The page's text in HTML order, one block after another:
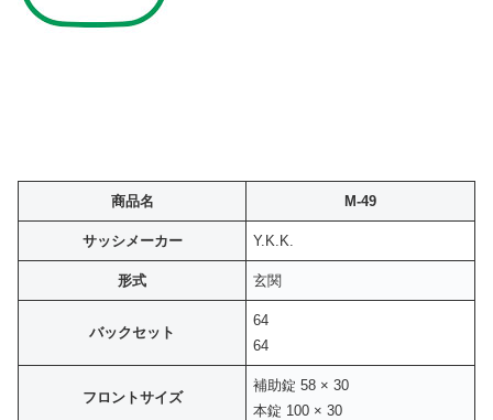
商品名 M-49
サッシメーカー Y.K.K.
形式 玄関
バックセット
64
64
フロントサイズ
補助錠 58 × 30
本錠 100 × 30